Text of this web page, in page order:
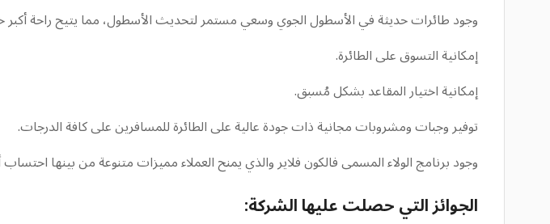
وجود طائرات حديثة في الأسطول الجوي وسعي مستمر لتحديث الأسطول، مما يتيح راحة أكبر
إمكانية التسوق على الطائرة.
إمكانية اختيار المقاعد بشكل مُسبق.
توفير وجبات ومشروبات مجانية ذات جودة عالية على الطائرة للمسافرين على كافة الدرجات.
وجود برنامج الولاء المسمى فالكون فلاير والذي يمنح العملاء مميزات متنوعة من بينها
الجوائز التي حصلت عليها الشركة: